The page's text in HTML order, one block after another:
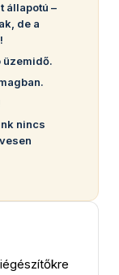
állapotú –
de a
üzemidő.
nincs